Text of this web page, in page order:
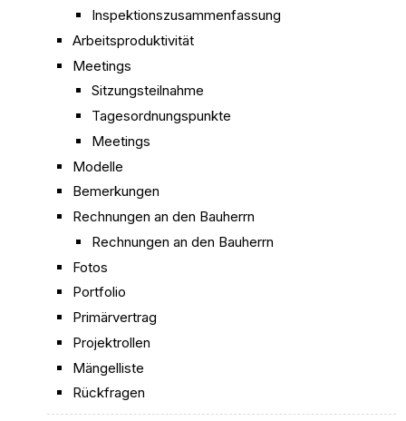
Inspektionszusammenfassung
Arbeitsproduktivität
Meetings
Sitzungsteilnahme
Tagesordnungspunkte
Meetings
Modelle
Bemerkungen
Rechnungen an den Bauherrn
Rechnungen an den Bauherrn
Fotos
Portfolio
Primärvertrag
Projektrollen
Mängelliste
Rückfragen